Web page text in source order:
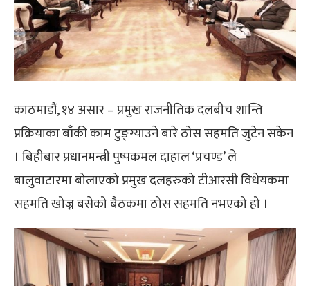
काठमाडौं, १४ असार – प्रमुख राजनीतिक दलबीच शान्ति
प्रक्रियाका बाँकी काम टुङ्ग्याउने बारे ठोस सहमति जुटेन सकेन
। बिहीबार प्रधानमन्त्री पुष्पकमल दाहाल ‘प्रचण्ड’ ले
बालुवाटारमा बोलाएको प्रमुख दलहरुको टीआरसी विधेयकमा
सहमति खोज्न बसेको बैठकमा ठोस सहमति नभएको हो ।